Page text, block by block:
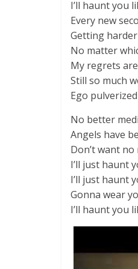
I’ll haunt you
Every new
Getting
No matter
My regrets
Still so much
Ego pulverized
No better
Angels have
Don’t want
I’ll just haunt
I’ll just haunt
Gonna wear
I’ll haunt you